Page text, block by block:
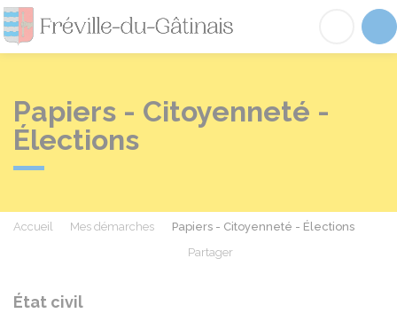
Fréville-du-
Papiers - Citoyenneté -
Élections
Accueil Mes démarches
Papiers - Citoyenneté - Élections
Partager
État civil